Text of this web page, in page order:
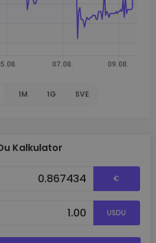
1M 1G SVE
Kalkulator
€
USDU